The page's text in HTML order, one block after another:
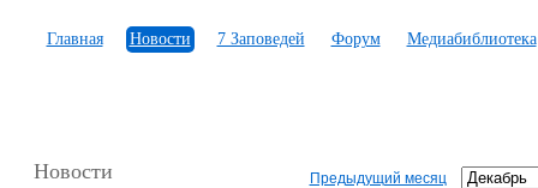
Главная Новости 7 Заповедей Форум Медиабиблиотека
Новости Предыдущий месяц